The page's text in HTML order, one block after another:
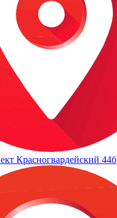
Красногвардейский 44б